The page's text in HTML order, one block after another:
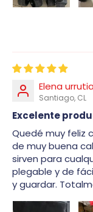
Elena urrutia
Santiago, CL
Excelente
Quedé muy feliz
de muy buena
sirven para
plegable y de
y guardar.